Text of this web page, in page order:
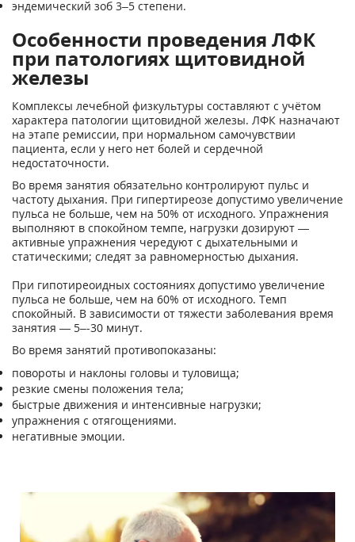
эндемический зоб 3–5 степени.
Особенности проведения ЛФК
при патологиях щитовидной
железы
Комплексы лечебной физкультуры составляют с учётом
характера патологии щитовидной железы. ЛФК назначают
на этапе ремиссии, при нормальном самочувствии
пациента, если у него нет болей и сердечной
недостаточности.
Во время занятия обязательно контролируют пульс и
частоту дыхания. При гипертиреозе допустимо увеличение
пульса не больше, чем на 50% от исходного. Упражнения
выполняют в спокойном темпе, нагрузки дозируют —
активные упражнения чередуют с дыхательными и
статическими; следят за равномерностью дыхания.
При гипотиреоидных состояниях допустимо увеличение
пульса не больше, чем на 60% от исходного. Темп
спокойный. В зависимости от тяжести заболевания время
занятия — 5–-30 минут.
Во время занятий противопоказаны:
повороты и наклоны головы и туловища;
резкие смены положения тела;
быстрые движения и интенсивные нагрузки;
упражнения с отягощениями.
негативные эмоции.